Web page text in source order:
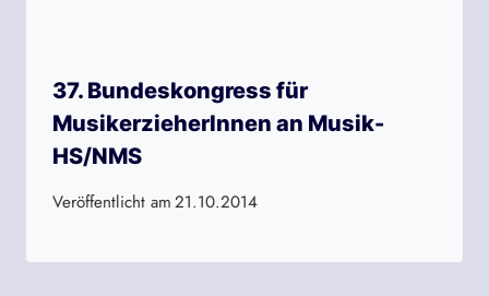
37. Bundeskongress für
MusikerzieherInnen an Musik-
HS/NMS
Veröffentlicht am21.10.2014